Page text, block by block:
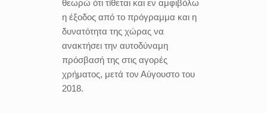
θεωρώ ότι τίθεται και εν αμφιβόλω
η έξοδος από το πρόγραμμα και η
δυνατότητα της χώρας να
ανακτήσει την αυτοδύναμη
πρόσβασή της στις αγορές
χρήματος, μετά τον Αύγουστο του
2018.